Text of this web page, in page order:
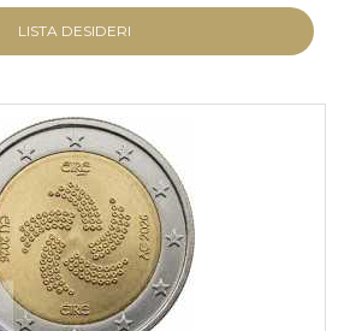
LISTA DESIDERI